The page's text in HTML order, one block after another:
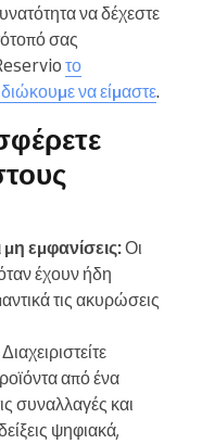
να δέχεστε
σας
το
να είμαστε.
εμφανίσεις:Οι
έχουν ήδη
τις ακυρώσεις
Διαχειριστείτε
από ένα
συναλλαγές και
ψηφιακά,